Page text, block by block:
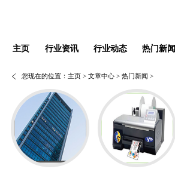
主页 行业资讯 行业动态 热门新闻
您现在的位置：主页 >文章中心 >热门新闻 >